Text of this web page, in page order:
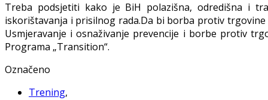
Treba podsjetiti kako je BiH polazišna, odredišna i
iskorištavanja i prisilnog rada.Da bi borba protiv
Usmjeravanje i osnaživanje prevencije i borbe protiv
Programa „Transition“.
Označeno
Trening,